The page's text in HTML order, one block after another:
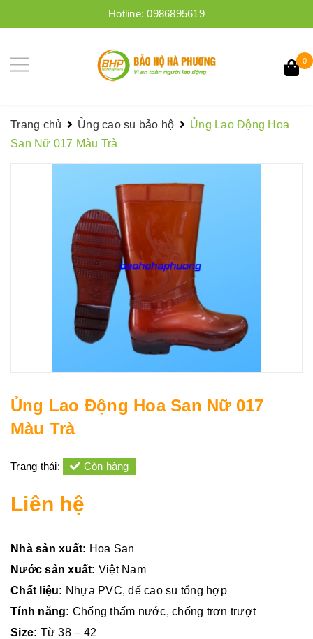
Hotline:0986895619
0
Trang chủ Ủng cao su bảo hộ
Ủng Lao Động Hoa
San Nữ 017 Màu Trà
Ủng Lao Động Hoa San Nữ 017
Màu Trà
Trạng thái: Còn hàng
Liên hệ
Nhà sản xuất: Hoa San
Nước sản xuất: Việt Nam
Chất liệu: Nhựa PVC, đế cao su tổng hợp
Tính năng: Chống thấm nước, chống trơn trượt
Size: Từ 38 – 42